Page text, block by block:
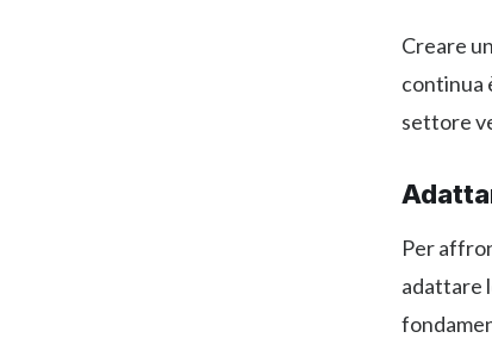
Creare
continua
settore
Per
adattare